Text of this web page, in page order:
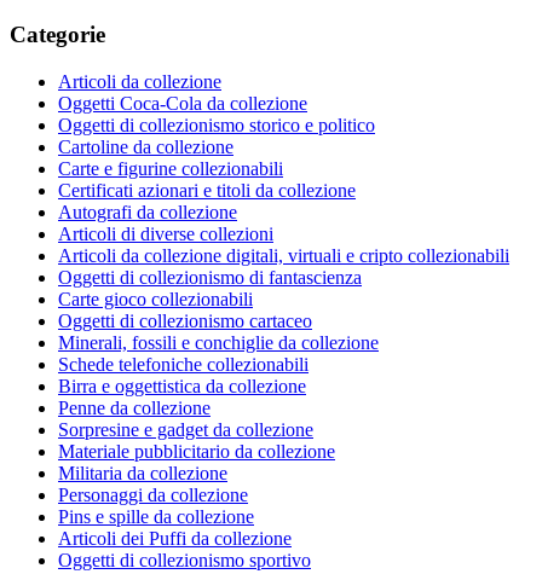
Categorie
Articoli da collezione
Oggetti Coca-Cola da collezione
Oggetti di collezionismo storico e politico
Cartoline da collezione
Carte e figurine collezionabili
Certificati azionari e titoli da collezione
Autografi da collezione
Articoli di diverse collezioni
Articoli da collezione digitali, virtuali e cripto collezionabili
Oggetti di collezionismo di fantascienza
Carte gioco collezionabili
Oggetti di collezionismo cartaceo
Minerali, fossili e conchiglie da collezione
Schede telefoniche collezionabili
Birra e oggettistica da collezione
Penne da collezione
Sorpresine e gadget da collezione
Materiale pubblicitario da collezione
Militaria da collezione
Personaggi da collezione
Pins e spille da collezione
Articoli dei Puffi da collezione
Oggetti di collezionismo sportivo